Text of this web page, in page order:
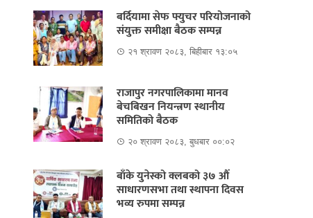
बर्दियामा सेफ फ्युचर परियोजनाको
संयुक्त समीक्षा बैठक सम्पन्न
२१ श्रावण २०८३, बिहीबार १३:०५
राजापुर नगरपालिकामा मानव
बेचबिखन नियन्त्रण स्थानीय
समितिको बैठक
२० श्रावण २०८३, बुधबार ००:०२
बाँके युनेस्को क्लबको ३७ औं
साधारणसभा तथा स्थापना दिवस
भव्य रुपमा सम्पन्न